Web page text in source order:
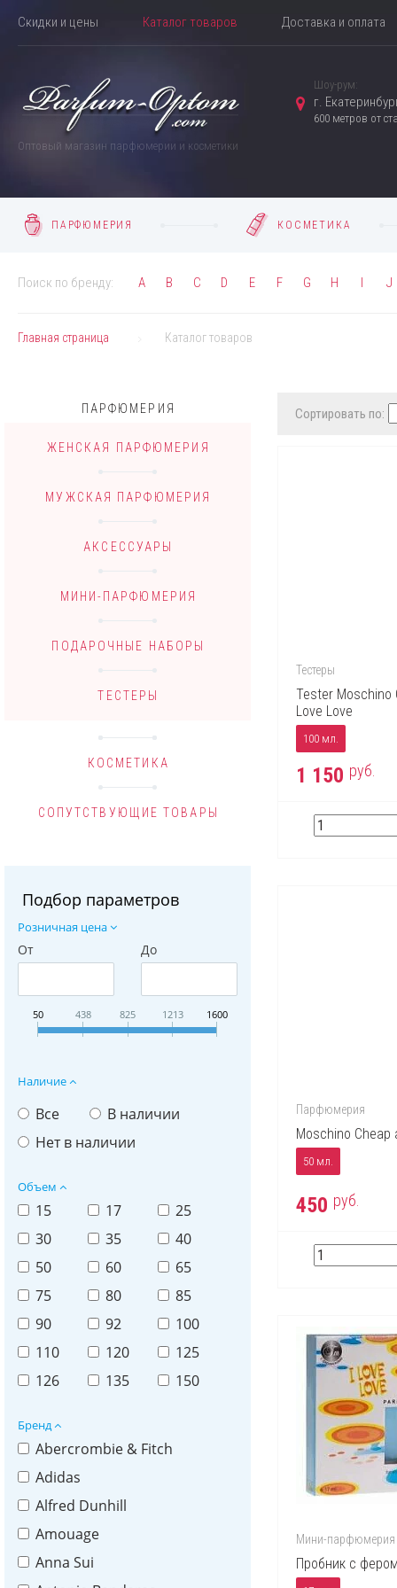
Скидки и цены Каталог товаров Доставка и оплата
Оптовый магазин парфюмерии и косметики
Шоу-рум:
г.
600 метров от
ПАРФЮМЕРИЯ КОСМЕТИКА
Поиск по бренду: A B C D E F G H I J
Главная страница Каталог товаров
ПАРФЮМЕРИЯ
ЖЕНСКАЯ ПАРФЮМЕРИЯ
МУЖСКАЯ ПАРФЮМЕРИЯ
АКСЕССУАРЫ
МИНИ-ПАРФЮМЕРИЯ
ПОДАРОЧНЫЕ НАБОРЫ
ТЕСТЕРЫ
КОСМЕТИКА
СОПУТСТВУЮЩИЕ ТОВАРЫ
Подбор параметров
Розничная цена
От До
50 438 825 1213 1600
Наличие
Все
В наличии
Нет в наличии
Объем
15 17
25
30
35
40
50
60
65
75
80
85
90
92
100
110
120
125
126
135 150
Бренд
Abercrombie & Fitch
Adidas
Alfred Dunhill
Amouage
Anna Sui
Сортировать по:
Тестеры
Tester Moschino
Love Love
100 мл.
1 150 руб.
Парфюмерия
Moschino Cheap
50 мл.
450 руб.
Мини-парфюмерия
Пробник с